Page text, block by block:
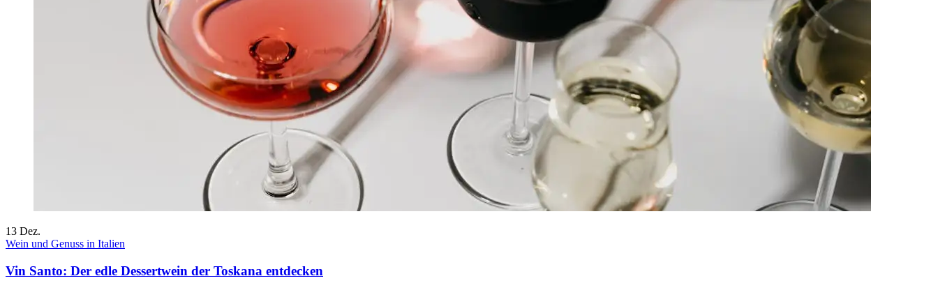
13 Dez.
Wein und Genuss in Italien
Vin Santo: Der edle Dessertwein der Toskana entdecken